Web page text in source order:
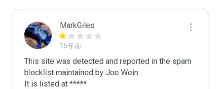
MarkGiles
15年前
This site was detected and reported in the spam
blocklist maintained by Joe Wein.
It is listed at *****